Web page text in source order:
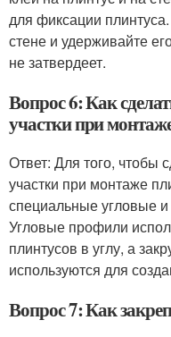
для фиксации
стене и удерживайте
не затвердеет.
Вопрос 6: Как
участки при
Ответ: Для того, чтобы
участки при монтаже
специальные угловые
Угловые профили
плинтусов в углу, а
используются для
Вопрос 7: Как